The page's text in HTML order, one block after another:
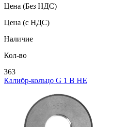
Цена (Без НДС)
Цена (с НДС)
Наличие
Кол-во
363
Калибр-кольцо G 1 В НЕ